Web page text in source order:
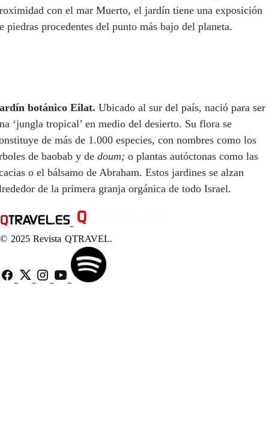
con el mar Muerto, el jardín tiene una exposición
piedras procedentes del punto más bajo del planeta.
botánico Eilat. Ubicado al sur del país, nació para ser
‘jungla tropical’ en medio del desierto. Su flora se
de más de 1.000 especies, con nombres como los
de baobab y de doum; o plantas autóctonas como las
o el bálsamo de Abraham. Estos jardines se alzan
de la primera granja orgánica de todo Israel.
© 2025 Revista QTRAVEL.